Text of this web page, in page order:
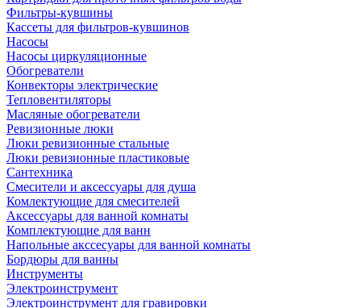
Фильтры-кувшины
Кассеты для фильтров-кувшинов
Насосы
Насосы циркуляционные
Обогреватели
Конвекторы электрические
Тепловентиляторы
Масляные обогреватели
Ревизионные люки
Люки ревизионные стальные
Люки ревизионные пластиковые
Сантехника
Смесители и аксессуары для душа
Комлектующие для смесителей
Аксессуары для ванной комнаты
Комплектующие для ванн
Напольные акссесуары для ванной комнаты
Бордюры для ванны
Инструменты
Электроинструмент
Электроинструмент для гравировки